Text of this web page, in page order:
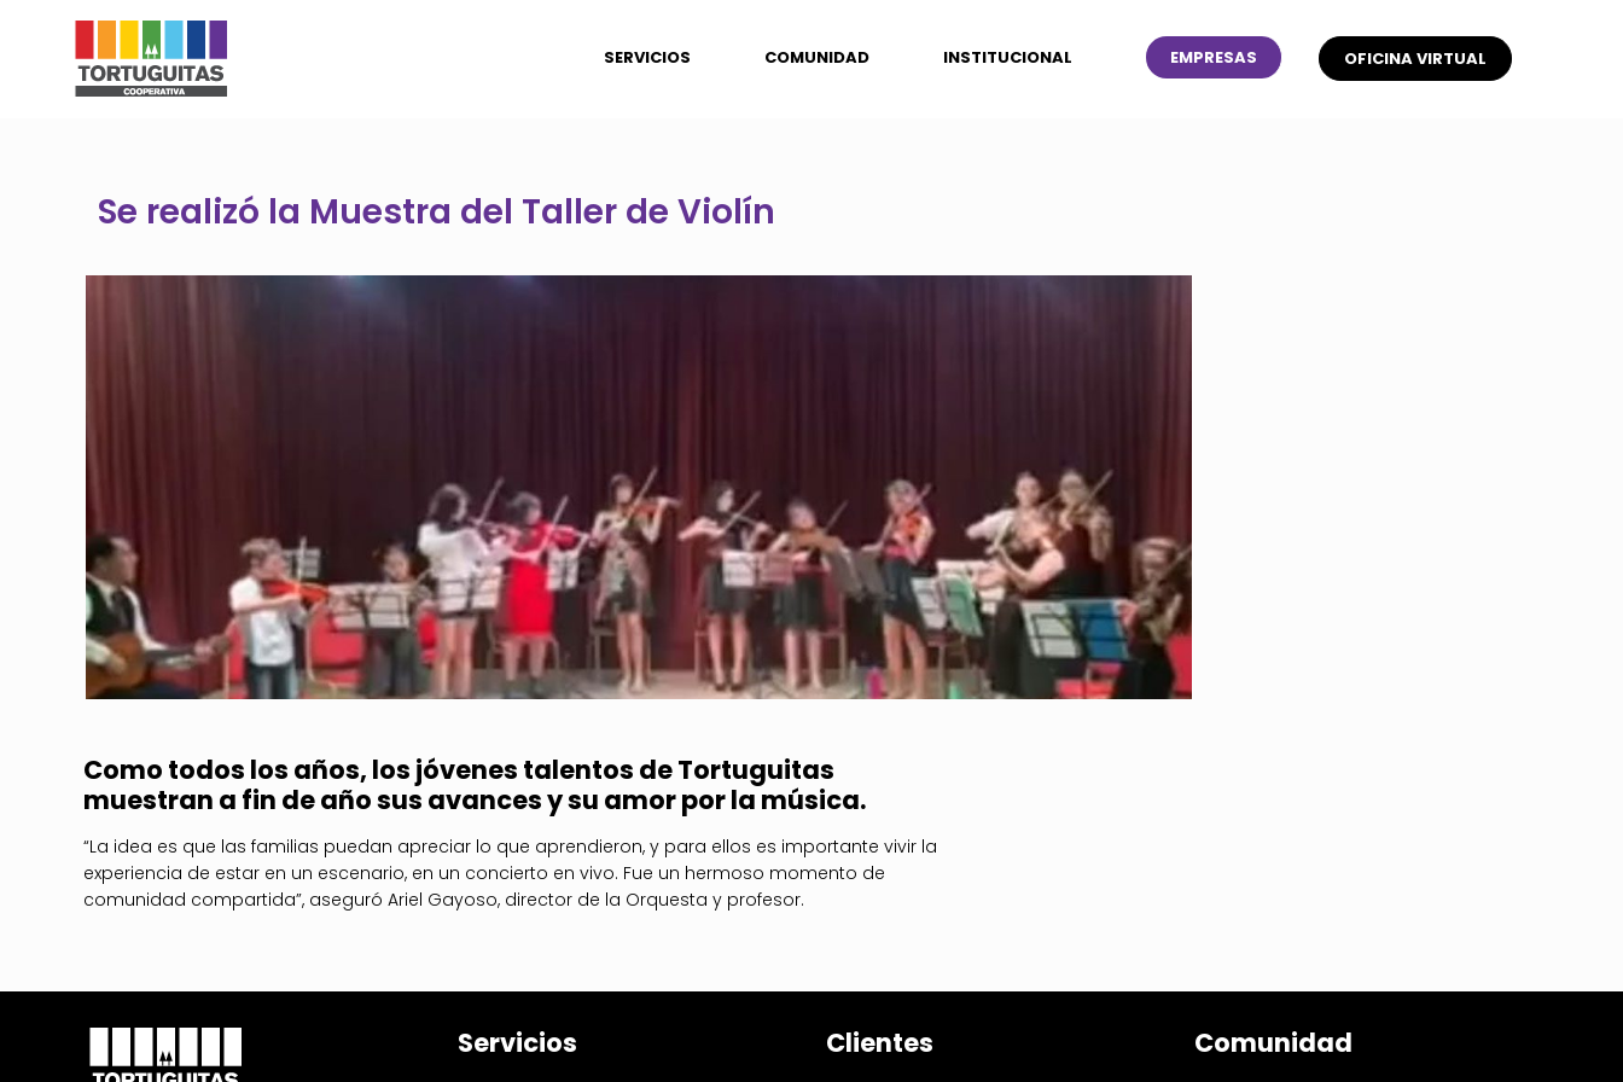
SERVICIOS COMUNIDAD INSTITUCIONAL EMPRESAS OFICINA VIRTUAL
Se realizó la Muestra del Taller de Violín
Como todos los años, los jóvenes talentos de Tortuguitas
muestran a fin de año sus avances y su amor por la música.
“La idea es que las familias puedan apreciar lo que aprendieron, y para ellos es importante vivir la
experiencia de estar en un escenario, en un concierto en vivo. Fue un hermoso momento de
comunidad compartida”, aseguró Ariel Gayoso, director de la Orquesta y profesor.
Servicios Clientes Comunidad